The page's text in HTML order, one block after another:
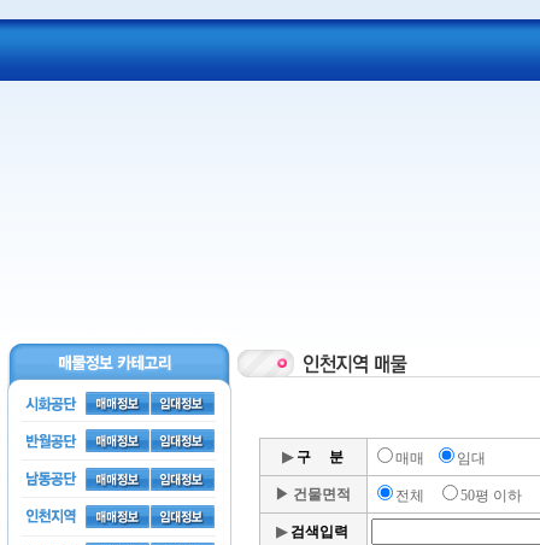
▶ 구 분 매매 임대
▶ 건물면적 전체 50평 이하
▶ 검색입력